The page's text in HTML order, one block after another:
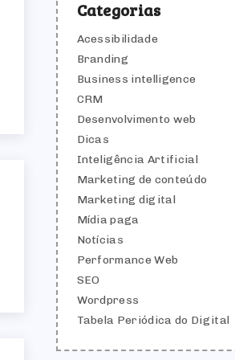
Categorias
Acessibilidade
Branding
Business intelligence
CRM
Desenvolvimento web
Dicas
Inteligência Artificial
Marketing de conteúdo
Marketing digital
Mídia paga
Notícias
Performance Web
SEO
Wordpress
Tabela Periódica do Digital